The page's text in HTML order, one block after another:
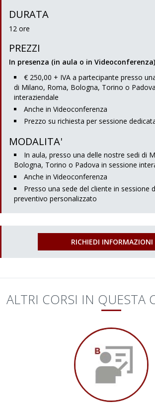
DURATA
12 ore
PREZZI
In presenza (in aula o in Videoconferenza)
€ 250,00 + IVA a partecipante presso
di Milano, Roma, Bologna, Torino o
interaziendale
Anche in Videoconferenza
Prezzo su richiesta per sessione
MODALITA'
In aula, presso una delle nostre sedi di
Bologna, Torino o Padova in sessione
Anche in Videoconferenza
Presso una sede del cliente in sessione
preventivo personalizzato
RICHIEDI INFORMAZIONI
ALTRI CORSI IN QUESTA